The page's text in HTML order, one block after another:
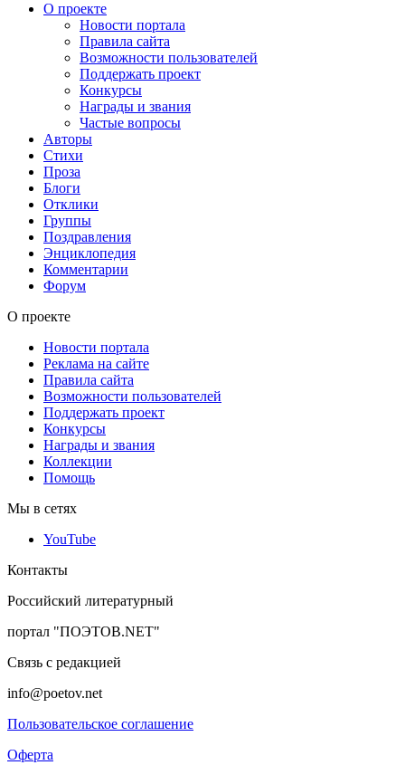
О проекте
Новости портала
Правила сайта
Возможности пользователей
Поддержать проект
Конкурсы
Награды и звания
Частые вопросы
Авторы
Стихи
Проза
Блоги
Отклики
Группы
Поздравления
Энциклопедия
Комментарии
Форум
О проекте
Новости портала
Реклама на сайте
Правила сайта
Возможности пользователей
Поддержать проект
Конкурсы
Награды и звания
Коллекции
Помощь
Мы в сетях
YouTube
Контакты
Российский литературный
портал "ПОЭТОВ.NET"
Связь с редакцией
info@poetov.net
Пользовательское соглашение
Оферта